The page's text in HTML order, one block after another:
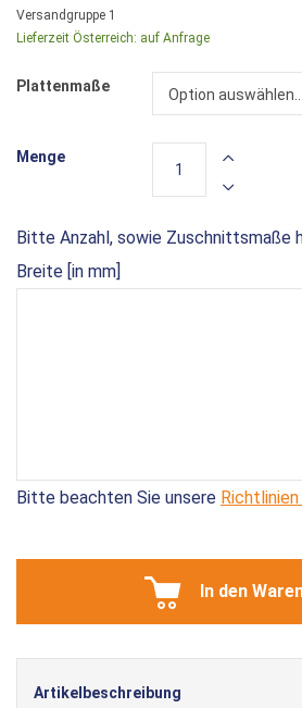
Versandgruppe 1
Lieferzeit Österreich: auf Anfrage
Plattenmaße Option auswählen...
Bitte Anzahl, sowie Zuschnittsmaße
Breite [in mm]
Bitte beachten Sie unsere
Menge
In den
Artikelbeschreibung